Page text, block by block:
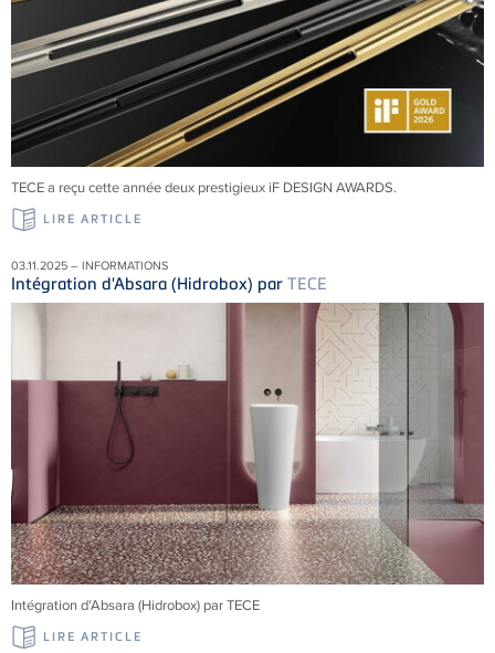
TECE a reçu cette année deux prestigieux iF DESIGN AWARDS.
LIRE ARTICLE
03.11.2025 – INFORMATIONS
Intégration d'Absara (Hidrobox) par TECE
Intégration d'Absara (Hidrobox) par TECE
LIRE ARTICLE